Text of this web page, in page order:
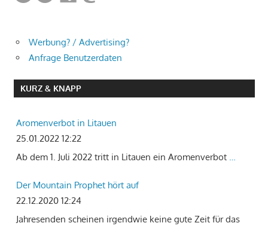
Werbung? / Advertising?
Anfrage Benutzerdaten
KURZ & KNAPP
Aromenverbot in Litauen
25.01.2022 12:22
Ab dem 1. Juli 2022 tritt in Litauen ein Aromenverbot …
Der Mountain Prophet hört auf
22.12.2020 12:24
Jahresenden scheinen irgendwie keine gute Zeit für das